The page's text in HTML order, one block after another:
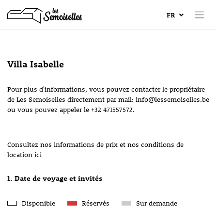
FR
Villa Isabelle
Pour plus d'informations, vous pouvez contacter le propriétaire
de Les Semoiselles directement par mail: info@lessemoiselles.be
ou vous pouvez appeler le +32 471557572.
Consultez nos informations de prix et nos conditions de
location ici
1. Date de voyage et invités
Disponible Réservés Sur demande